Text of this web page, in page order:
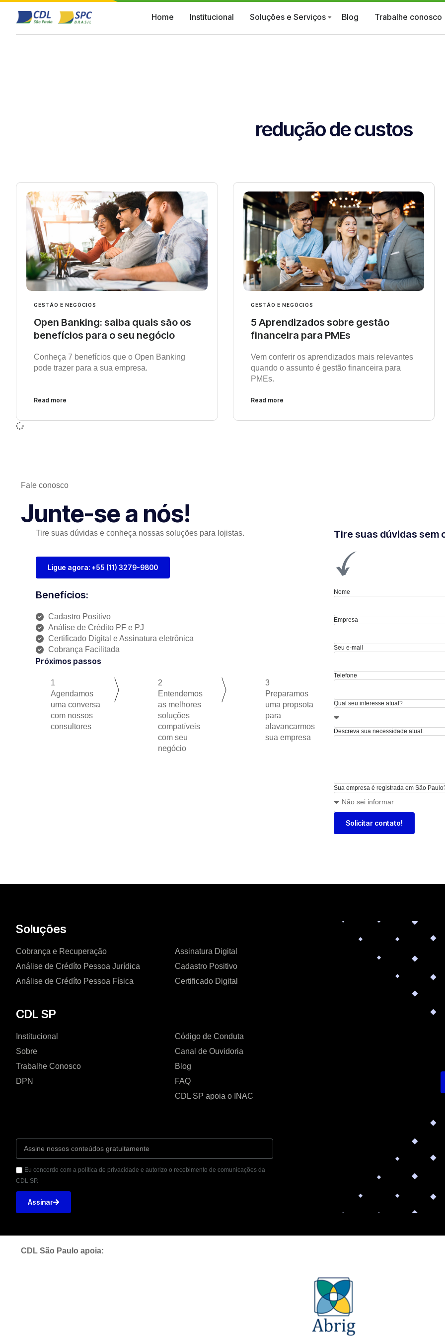
Home Institucional Soluções e Serviços Blog Trabalhe conosco
redução de custos
GESTÃO E NEGÓCIOS
Open Banking: saiba quais são os
benefícios para o seu negócio
Conheça 7 benefícios que o Open Banking
pode trazer para a sua empresa.
Read more
GESTÃO E NEGÓCIOS
5 Aprendizados sobre gestão
financeira para PMEs
Vem conferir os aprendizados mais relevantes
quando o assunto é gestão financeira para
PMEs.
Read more
Fale conosco
Junte-se a nós!
Tire suas dúvidas e conheça nossas soluções para lojistas.
Ligue agora: +55 (11) 3279-9800
Benefícios:
Cadastro Positivo
Análise de Crédito PF e PJ
Certificado Digital e Assinatura eletrônica
Cobrança Facilitada
Próximos passos
1
Agendamos
uma conversa
com nossos
consultores
2
Entendemos
as melhores
soluções
compatíveis
com seu
negócio
3
Preparamos
uma propsota
para
alavancarmos
sua empresa
Tire suas dúvidas sem
Nome
Empresa
Seu e-mail
Telefone
Qual seu interesse atual?
Descreva sua necessidade atual:
Sua empresa é registrada em São
Solicitar contato!
Soluções
Cobrança e Recuperação
Análise de Crédíto Pessoa Jurídica
Análise de Crédíto Pessoa Física
Assinatura Digital
Cadastro Positivo
Certificado Digital
CDL SP
Institucional
Sobre
Trabalhe Conosco
DPN
Código de Conduta
Canal de Ouvidoria
Blog
FAQ
CDL SP apoia o INAC
Eu concordo com a política de privacidade e autorizo o recebimento de comunicações da
CDL SP.
Assinar
CDL São Paulo apoia: